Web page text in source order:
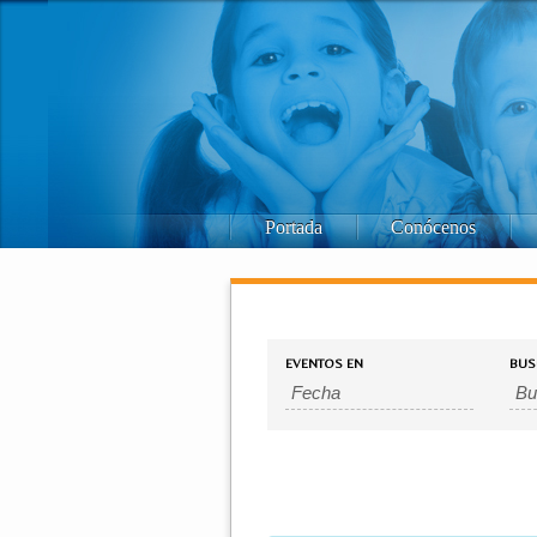
Portada Conócenos
EVENTOS EN